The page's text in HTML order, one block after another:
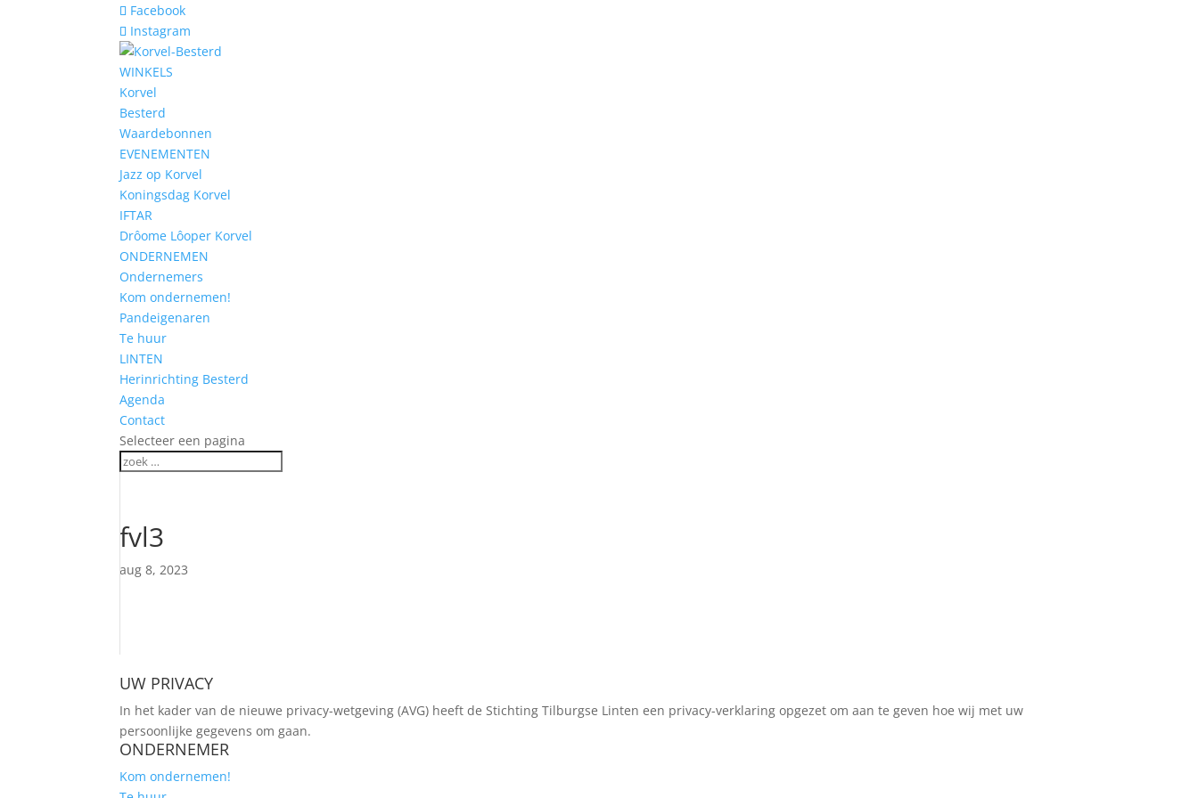
Facebook
Instagram
WINKELS
Korvel
Besterd
Waardebonnen
EVENEMENTEN
Jazz op Korvel
Koningsdag Korvel
IFTAR
Drôome Lôoper Korvel
ONDERNEMEN
Ondernemers
Kom ondernemen!
Pandeigenaren
Te huur
LINTEN
Herinrichting Besterd
Agenda
Contact
Selecteer een pagina
fvl3
aug 8, 2023
UW PRIVACY
In het kader van de nieuwe privacy-wetgeving (AVG) heeft de Stichting Tilburgse Linten een privacy-verklaring opgezet om aan te geven hoe wij met uw
persoonlijke gegevens om gaan.
ONDERNEMER
Kom ondernemen!